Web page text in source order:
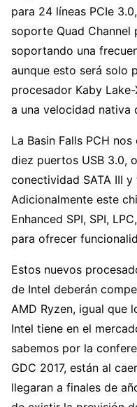
para 24 líneas PCIe
soporte Quad Channel
soportando una
aunque esto será solo
procesador Kaby
a una velocidad nativa
La Basin Falls PCH
diez puertos USB 3.0,
conectividad SATA III
Adicionalmente este
Enhanced SPI, SPI,
para ofrecer
Estos nuevos
de Intel deberán
AMD Ryzen, igual que
Intel tiene en el
sabemos por la
GDC 2017, están al
llegaran a finales de